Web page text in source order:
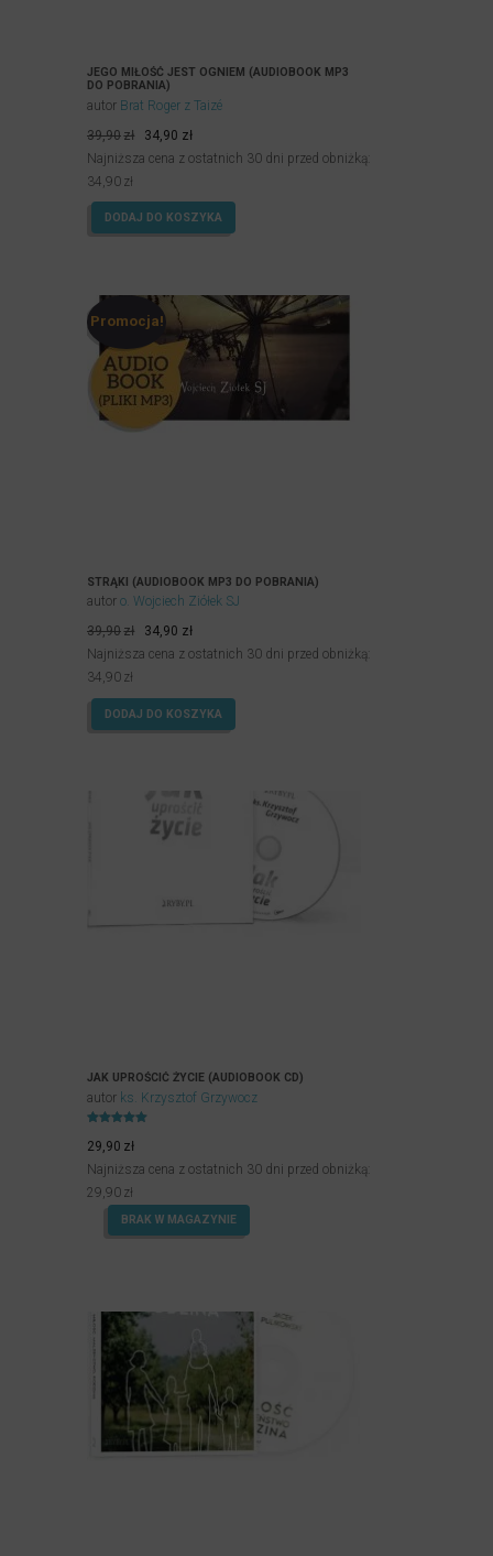
JEGO MIŁOŚĆ JEST OGNIEM (AUDIOBOOK MP3
DO POBRANIA)
autor Brat Roger z Taizé
39,90zł
Pierwotna
cena
39,90zł.
34,90 złAktualna
cena
34,90zł.
Najniższa cena z ostatnich 30 dni przed obniżką:
34,90 zł
DODAJ DO KOSZYKA
Promocja!
STRĄKI (AUDIOBOOK MP3 DO POBRANIA)
autor o. Wojciech Ziółek SJ
39,90zł
Pierwotna
cena
39,90zł.
34,90 złAktualna
cena
34,90zł.
Najniższa cena z ostatnich 30 dni przed obniżką:
34,90 zł
DODAJ DO KOSZYKA
JAK UPROŚCIĆ ŻYCIE (AUDIOBOOK CD)
autor ks. Krzysztof Grzywocz
5.00
na 5.
29,90 zł
Najniższa cena z ostatnich 30 dni przed obniżką:
29,90 zł
BRAK W MAGAZYNIE